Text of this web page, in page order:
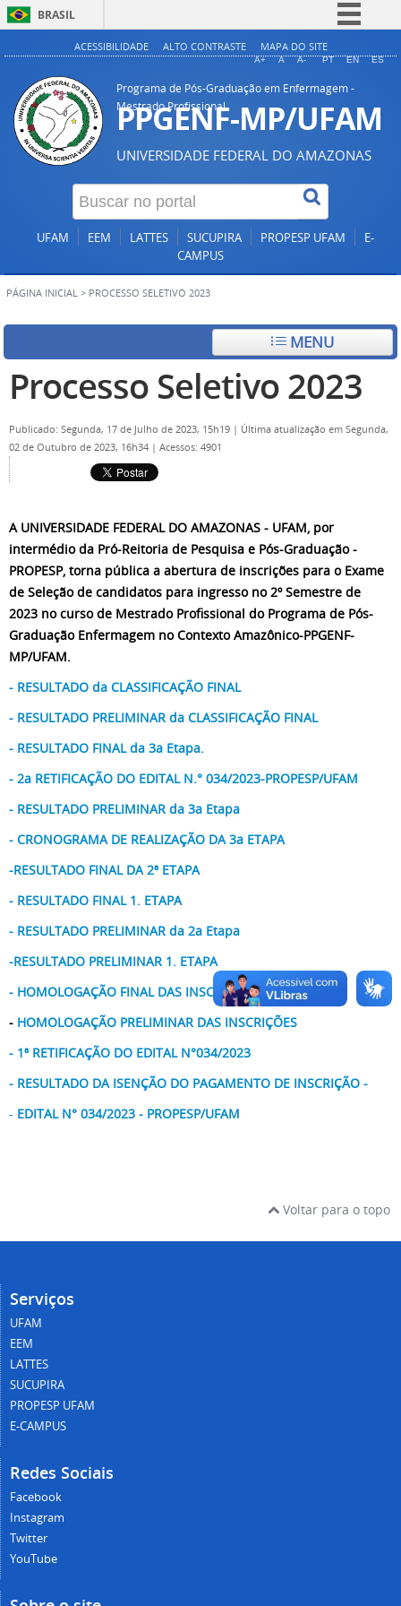
BRASIL
Simplifique!
Acesso à informação
Legislação
Canais
ACESSIBILIDADE ALTO CONTRASTE MAPA DO SITE
A+ A A- PT EN ES
Programa de Pós-Graduação em Enfermagem -
Mestrado Profissional
PPGENF-MP/UFAM
UNIVERSIDADE FEDERAL DO AMAZONAS
UFAM EEM LATTES SUCUPIRA PROPESP UFAM
E-
CAMPUS
PÁGINA INICIAL > PROCESSO SELETIVO 2023
MENU
Processo Seletivo 2023
Publicado: Segunda, 17 de Julho de 2023, 15h19 | Última atualização em Segunda,
02 de Outubro de 2023, 16h34 | Acessos: 4901
A UNIVERSIDADE FEDERAL DO AMAZONAS - UFAM, por
intermédio da Pró-Reitoria de Pesquisa e Pós-Graduação -
PROPESP, torna pública a abertura de inscrições para o Exame
de Seleção de candidatos para ingresso no 2º Semestre de
2023 no curso de Mestrado Profissional do Programa de Pós-
Graduação Enfermagem no Contexto Amazônico-PPGENF-
MP/UFAM.
- RESULTADO da CLASSIFICAÇÃO FINAL
- RESULTADO PRELIMINAR da CLASSIFICAÇÃO FINAL
- RESULTADO FINAL da 3a Etapa.
- 2a RETIFICAÇÃO DO EDITAL N.° 034/2023-PROPESP/UFAM
- RESULTADO PRELIMINAR da 3a Etapa
- CRONOGRAMA DE REALIZAÇÃO DA 3a ETAPA
-RESULTADO FINAL DA 2ª ETAPA
- RESULTADO FINAL 1. ETAPA
- RESULTADO PRELIMINAR da 2a Etapa
-RESULTADO PRELIMINAR 1. ETAPA
- HOMOLOGAÇÃO FINAL DAS INSCRIÇ
- HOMOLOGAÇÃO PRELIMINAR DAS INSCRIÇÕES
- 1ª RETIFICAÇÃO DO EDITAL N°034/2023
- RESULTADO DA ISENÇÃO DO PAGAMENTO DE INSCRIÇÃO -
- EDITAL N° 034/2023 - PROPESP/UFAM
Voltar para o topo
Serviços
UFAM
EEM
LATTES
SUCUPIRA
PROPESP UFAM
E-CAMPUS
Redes Sociais
Facebook
Instagram
Twitter
YouTube